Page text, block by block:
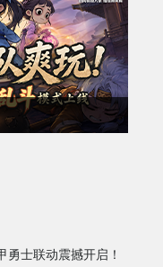
勇士联动震撼开启！